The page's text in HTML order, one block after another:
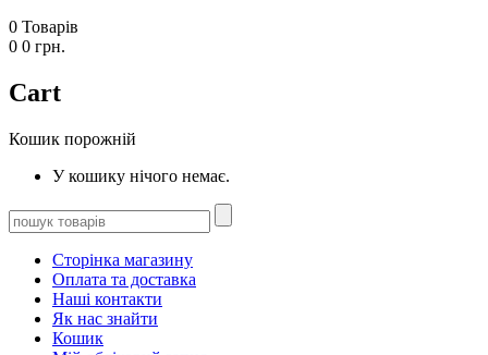
0 Товарів
0 0 грн.
Cart
Кошик порожній
У кошику нічого немає.
Сторінка магазину
Оплата та доставка
Наші контакти
Як нас знайти
Кошик